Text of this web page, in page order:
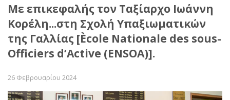
Με επικεφαλής τον Ταξίαρχο Ιωάννη
Κορέλη...στη Σχολή Υπαξιωματικών
της Γαλλίας [Ècole Nationale des sous-
Officiers d’Active (ENSOA)].
26 Φεβρουαρίου 2024